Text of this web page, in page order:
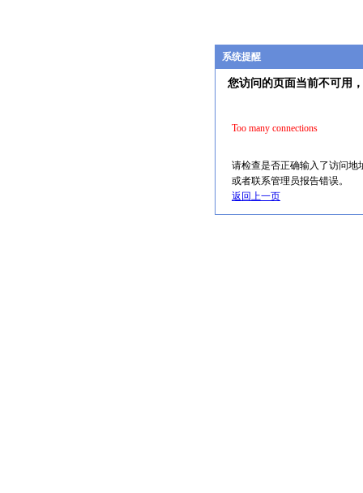
系统提醒
您访问的页面当前不可用
Too many connections
请检查是否正确输入了访问地
或者联系管理员报告错误。
返回上一页